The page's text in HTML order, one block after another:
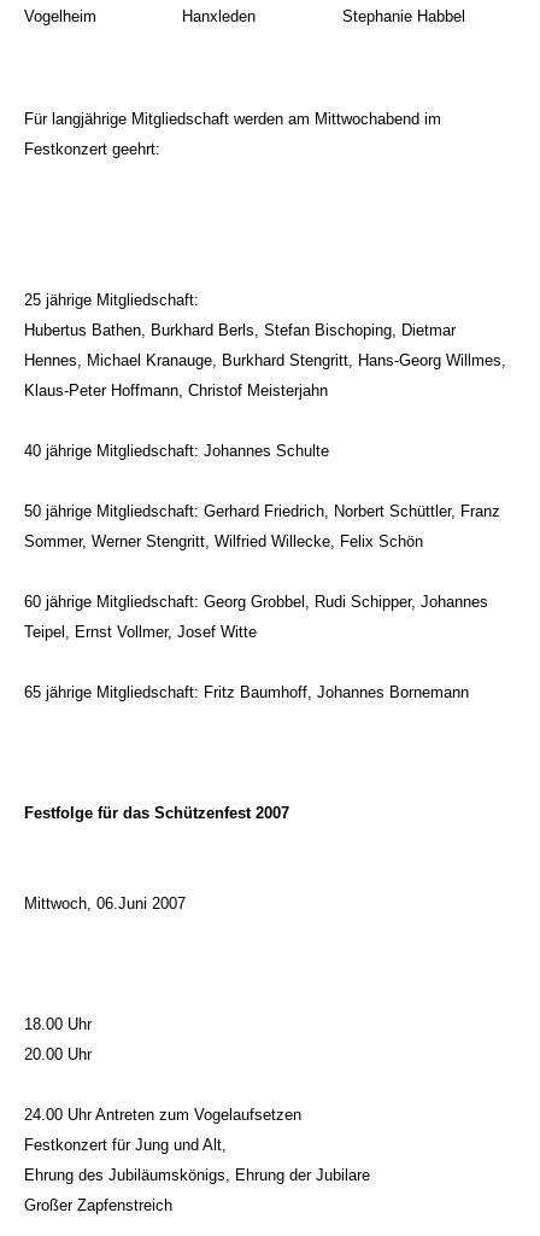
Vogelheim
Hanxleden
Stephanie Habbel
Für langjährige Mitgliedschaft werden am Mittwochabend im
Festkonzert geehrt:
25 jährige Mitgliedschaft:
Hubertus Bathen, Burkhard Berls, Stefan Bischoping, Dietmar
Hennes, Michael Kranauge, Burkhard Stengritt, Hans-Georg Willmes,
Klaus-Peter Hoffmann, Christof Meisterjahn
40 jährige Mitgliedschaft: Johannes Schulte
50 jährige Mitgliedschaft: Gerhard Friedrich, Norbert Schüttler, Franz
Sommer, Werner Stengritt, Wilfried Willecke, Felix Schön
60 jährige Mitgliedschaft: Georg Grobbel, Rudi Schipper, Johannes
Teipel, Ernst Vollmer, Josef Witte
65 jährige Mitgliedschaft: Fritz Baumhoff, Johannes Bornemann
Festfolge für das Schützenfest 2007
Mittwoch, 06.Juni 2007
18.00 Uhr
20.00 Uhr
24.00 Uhr Antreten zum Vogelaufsetzen
Festkonzert für Jung und Alt,
Ehrung des Jubiläumskönigs, Ehrung der Jubilare
Großer Zapfenstreich